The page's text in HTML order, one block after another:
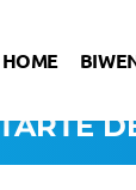
HOME